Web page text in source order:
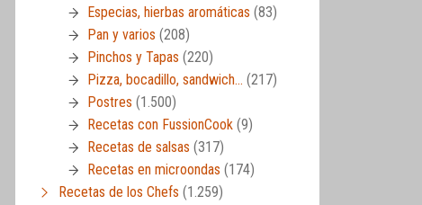
Especias, hierbas aromáticas (83)
Pan y varios (208)
Pinchos y Tapas (220)
Pizza, bocadillo, sandwich… (217)
Postres (1.500)
Recetas con FussionCook (9)
Recetas de salsas (317)
Recetas en microondas (174)
Recetas de los Chefs (1.259)